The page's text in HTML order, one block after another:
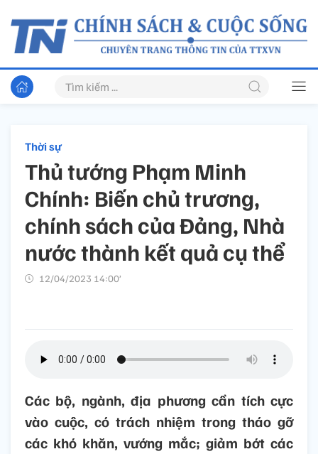
Thời sự
Thủ tướng Phạm Minh
Chính: Biến chủ trương,
chính sách của Đảng, Nhà
nước thành kết quả cụ thể
12/04/2023 14:00’
Các bộ, ngành, địa phương cần tích cực
vào cuộc, có trách nhiệm trong tháo gỡ
các khó khăn, vướng mắc; giảm bớt các